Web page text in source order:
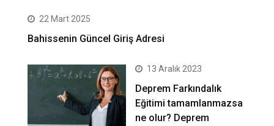
22 Mart 2025
Bahissenin Güncel Giriş Adresi
13 Aralık 2023
Deprem Farkındalık
Eğitimi tamamlanmazsa
ne olur? Deprem